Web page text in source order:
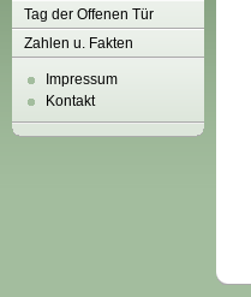
Tag der Offenen Tür
Zahlen u. Fakten
Impressum
Kontakt